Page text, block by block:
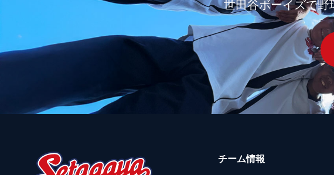
世田谷ボーイズで
チーム情報